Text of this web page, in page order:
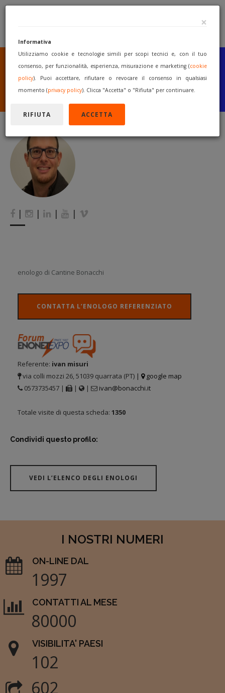
SEI UN COSTRUTTORE
O UN RIVENDITORE?
PUBBLICA GRATUITAMENTE
I TUOI MACCHINARI
INIZIA A VENDERE
| | | |
enologo di Cantine Bonacchi
CONTATTA L’ENOLOGO REFERENZIATO
Referente: ivan misuri
via colli mozzi 26, 51039 quarrata (PT) |
google map
0573735457 |
| | ivan@bonacchi.it
Totale visite di questa scheda: 1350
Condividi questo profilo:
VEDI L’ELENCO DEGLI ENOLOGI
×
Informativa
Utilizziamo cookie e tecnologie simili per scopi tecnici e, con il tuo
consenso, per funzionalità, esperienza, misurazione e marketing (cookie
policy). Puoi accettare, rifiutare o revocare il consenso in qualsiasi
momento (privacy policy). Clicca "Accetta" o "Rifiuta" per continuare.
RIFIUTA ACCETTA
I NOSTRI NUMERI
ON-LINE DAL
1997
CONTATTI AL MESE
80000
VISIBILITA' PAESI
102
602